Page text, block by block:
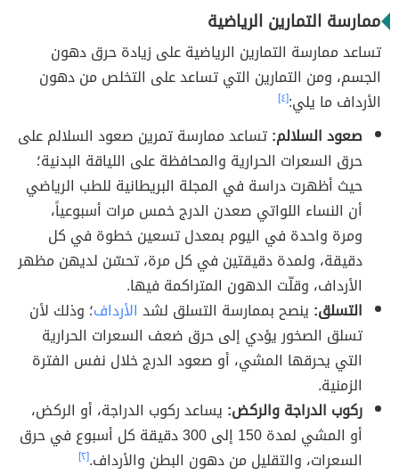
ممارسة التمارين الرياضية
تساعد ممارسة التمارين الرياضية على زيادة حرق دهون
الجسم، ومن التمارين التي تساعد على التخلص من دهون
الأرداف ما يلي:[٤]
صعود السلالم:تساعد ممارسة تمرين صعود السلالم على
حرق السعرات الحرارية والمحافظة على اللياقة البدنية؛
حيث أظهرت دراسة في المجلة البريطانية للطب الرياضي
أن النساء اللواتي صعدن الدرج خمس مرات أسبوعياً،
ومرة واحدة في اليوم بمعدل تسعين خطوة في كل
دقيقة، ولمدة دقيقتين في كل مرة، تحسّن لديهن مظهر
الأرداف، وقلّت الدهون المتراكمة فيها.
التسلق: ينصح بممارسة التسلق لشد الأرداف؛ وذلك لأن
تسلق الصخور يؤدي إلى حرق ضعف السعرات الحرارية
التي يحرقها المشي، أو صعود الدرج خلال نفس الفترة
الزمنية.
ركوب الدراجة والركض: يساعد ركوب الدراجة، أو الركض،
أو المشي لمدة 150 إلى 300 دقيقة كل أسبوع في حرق
السعرات، والتقليل من دهون البطن والأرداف.[٢]